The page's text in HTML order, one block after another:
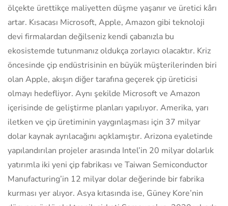
ölçekte ürettikçe maliyetten düşme yaşanır ve üretici kârı
artar. Kısacası Microsoft, Apple, Amazon gibi teknoloji
devi firmalardan değilseniz kendi çabanızla bu
ekosistemde tutunmanız oldukça zorlayıcı olacaktır. Kriz
öncesinde çip endüstrisinin en büyük müşterilerinden biri
olan Apple, akışın diğer tarafına geçerek çip üreticisi
olmayı hedefliyor. Aynı şekilde Microsoft ve Amazon
içerisinde de geliştirme planları yapılıyor. Amerika, yarı
iletken ve çip üretiminin yaygınlaşması için 37 milyar
dolar kaynak ayrılacağını açıklamıştır. Arizona eyaletinde
yapılandırılan projeler arasında Intel’in 20 milyar dolarlık
yatırımla iki yeni çip fabrikası ve Taiwan Semiconductor
Manufacturing’in 12 milyar dolar değerinde bir fabrika
kurması yer alıyor. Asya kıtasında ise, Güney Kore’nin